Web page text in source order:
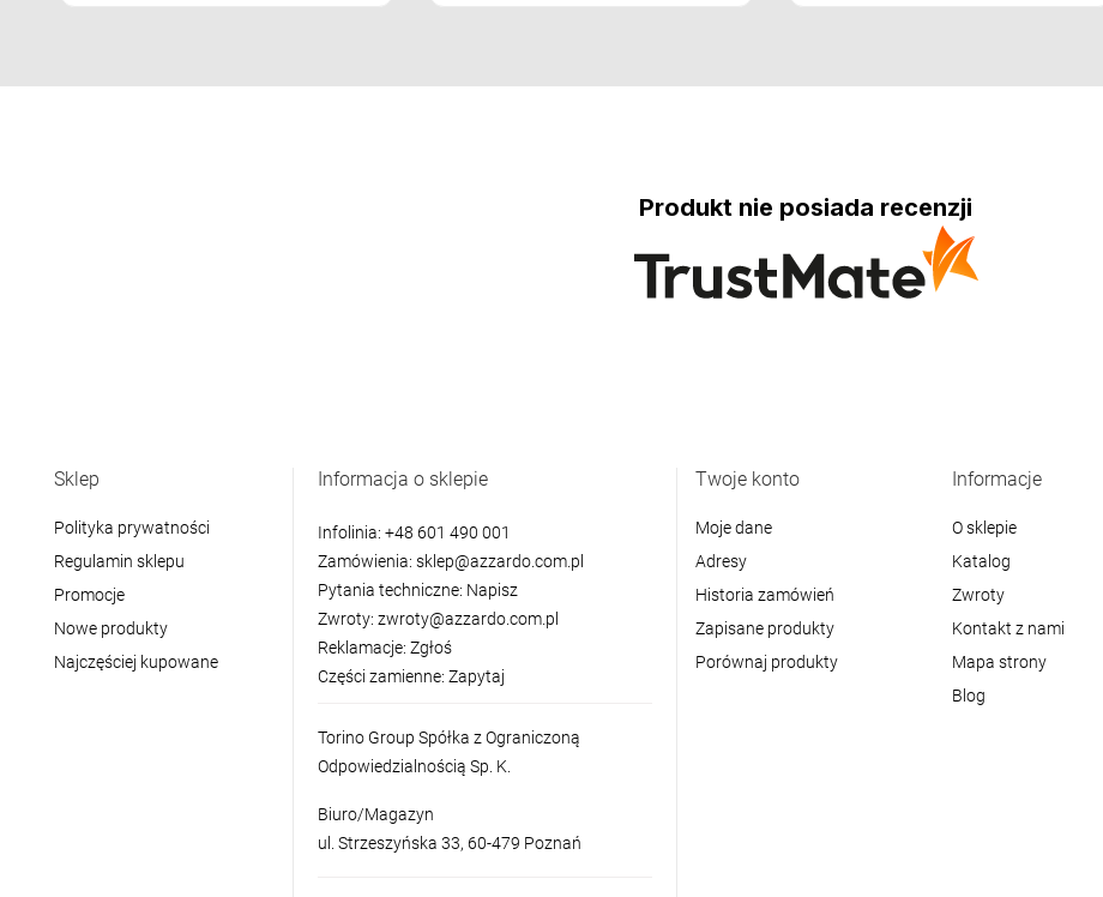
Produkt nie posiada recenzji
Sklep
Polityka prywatności
Regulamin sklepu
Promocje
Nowe produkty
Najczęściej kupowane
Informacja o sklepie
Infolinia: +48 601 490 001
Zamówienia: sklep@azzardo.com.pl
Pytania techniczne: Napisz
Zwroty: zwroty@azzardo.com.pl
Reklamacje: Zgłoś
Części zamienne: Zapytaj
Torino Group Spółka z Ograniczoną
Odpowiedzialnością Sp. K.
Biuro/Magazyn
ul. Strzeszyńska 33, 60-479 Poznań
Twoje konto
Moje dane
Adresy
Historia zamówień
Zapisane produkty
Porównaj produkty
Informacje
O sklepie
Katalog
Zwroty
Kontakt z nami
Mapa strony
Blog